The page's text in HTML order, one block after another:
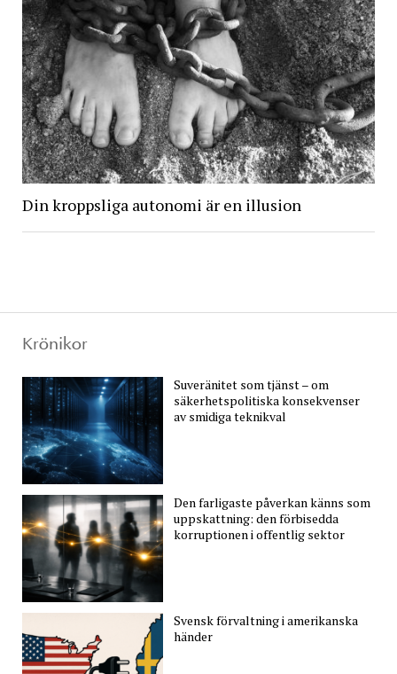
Din kroppsliga autonomi är en illusion
Krönikor
Suveränitet som tjänst – om
säkerhetspolitiska konsekvenser
av smidiga teknikval
Den farligaste påverkan känns som
uppskattning: den förbisedda
korruptionen i offentlig sektor
Svensk förvaltning i amerikanska
händer